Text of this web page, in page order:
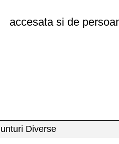
accesata si de
Diverse